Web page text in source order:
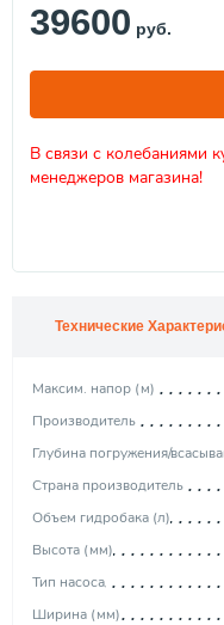
39600 руб.
В связи с колебаниями
менеджеров магазина!
Технические
Максим. напор (м)
Производитель
Глубина погружения/
Страна производитель
Объем гидробака (л)
Высота (мм)
Тип насоса
Ширина (мм)